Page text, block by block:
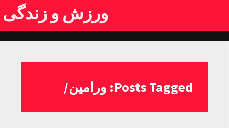
ورزش و زندگی
Posts Tagged: ورامين/